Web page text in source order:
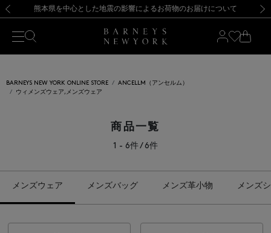
新規登録のお客様も対象！＜MY BARNEYS＞会員のお客様は11,000円（税込）以上のお買上げで常時送料無料！お買い物の際は会員登録を！
【夏季休業に伴う返品・交換承り一時停止のお知らせ】（2026.8.5）
熊本県を中心とした地震の影響によるお荷物のお届けについて
【開催中】SUMMER SALEのご案内・ご注意事項 新規登録のお客様も対象！＜MY BARNEYS＞会員のお客様は11,000円（税込）以上のお買上げで常時送料無料！お買い物の際は会員登録を！
【夏季休業に伴う返品・交換承り一時停止のお知らせ】（2026.8.5）
BARNEYS NEW YORK ONLINE STORE
ANCELLM（アンセルム）
ウィメンズウェア,メンズウェア
商品一覧
1 - 6件 / 6件
メンズウェア メンズバッグ メンズ革小物 メンズ